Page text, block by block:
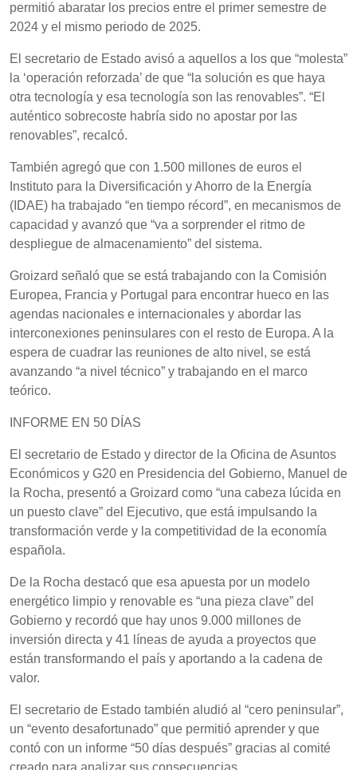
permitió abaratar los precios entre el primer semestre de
2024 y el mismo periodo de 2025.
El secretario de Estado avisó a aquellos a los que “molesta”
la ‘operación reforzada’ de que “la solución es que haya
otra tecnología y esa tecnología son las renovables”. “El
auténtico sobrecoste habría sido no apostar por las
renovables”, recalcó.
También agregó que con 1.500 millones de euros el
Instituto para la Diversificación y Ahorro de la Energía
(IDAE) ha trabajado “en tiempo récord”, en mecanismos de
capacidad y avanzó que “va a sorprender el ritmo de
despliegue de almacenamiento” del sistema.
Groizard señaló que se está trabajando con la Comisión
Europea, Francia y Portugal para encontrar hueco en las
agendas nacionales e internacionales y abordar las
interconexiones peninsulares con el resto de Europa. A la
espera de cuadrar las reuniones de alto nivel, se está
avanzando “a nivel técnico” y trabajando en el marco
teórico.
INFORME EN 50 DÍAS
El secretario de Estado y director de la Oficina de Asuntos
Económicos y G20 en Presidencia del Gobierno, Manuel de
la Rocha, presentó a Groizard como “una cabeza lúcida en
un puesto clave” del Ejecutivo, que está impulsando la
transformación verde y la competitividad de la economía
española.
De la Rocha destacó que esa apuesta por un modelo
energético limpio y renovable es “una pieza clave” del
Gobierno y recordó que hay unos 9.000 millones de
inversión directa y 41 líneas de ayuda a proyectos que
están transformando el país y aportando a la cadena de
valor.
El secretario de Estado también aludió al “cero peninsular”,
un “evento desafortunado” que permitió aprender y que
contó con un informe “50 días después” gracias al comité
creado para analizar sus consecuencias.